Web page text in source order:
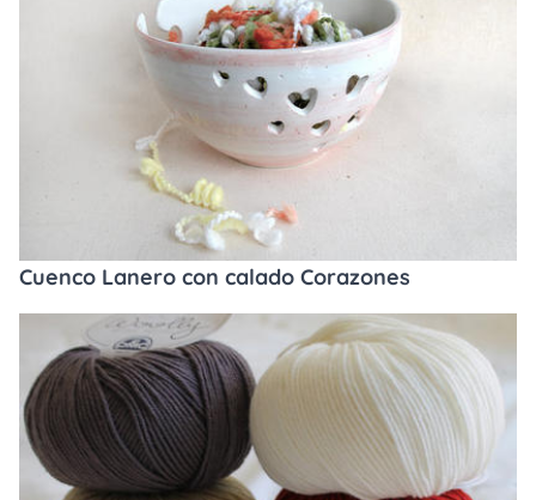
Cuenco Lanero con calado Corazones